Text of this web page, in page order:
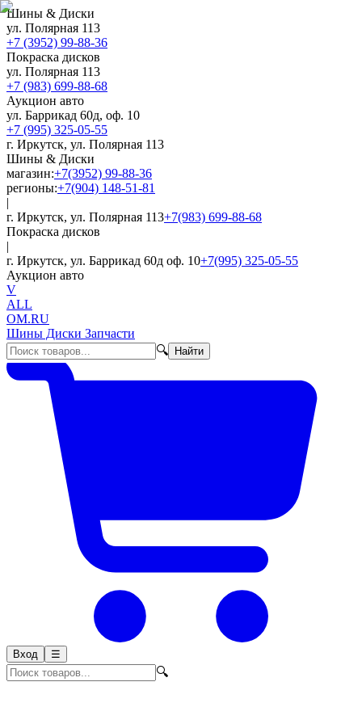
Шины & Диски
ул. Полярная 113
+7 (3952) 99-88-36
Покраска дисков
ул. Полярная 113
+7 (983) 699-88-68
Аукцион авто
ул. Баррикад 60д, оф. 10
+7 (995) 325-05-55
г. Иркутск, ул. Полярная 113
Шины & Диски
магазин:+7(3952) 99-88-36
регионы:+7(904) 148-51-81
|
г. Иркутск, ул. Полярная 113+7(983) 699-88-68
Покраска дисков
|
г. Иркутск, ул. Баррикад 60д оф. 10+7(995) 325-05-55
Аукцион авто
V
ALL
OM.RU
Шины Диски Запчасти
🔍
Найти
Вход ☰
🔍